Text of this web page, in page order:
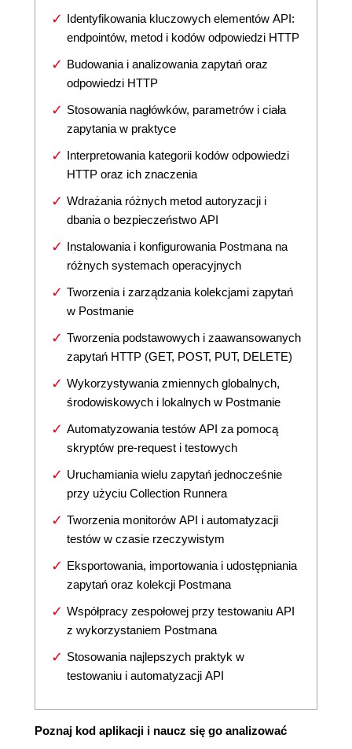
Identyfikowania kluczowych elementów API:
endpointów, metod i kodów odpowiedzi HTTP
Budowania i analizowania zapytań oraz
odpowiedzi HTTP
Stosowania nagłówków, parametrów i ciała
zapytania w praktyce
Interpretowania kategorii kodów odpowiedzi
HTTP oraz ich znaczenia
Wdrażania różnych metod autoryzacji i
dbania o bezpieczeństwo API
Instalowania i konfigurowania Postmana na
różnych systemach operacyjnych
Tworzenia i zarządzania kolekcjami zapytań
w Postmanie
Tworzenia podstawowych i zaawansowanych
zapytań HTTP (GET, POST, PUT, DELETE)
Wykorzystywania zmiennych globalnych,
środowiskowych i lokalnych w Postmanie
Automatyzowania testów API za pomocą
skryptów pre-request i testowych
Uruchamiania wielu zapytań jednocześnie
przy użyciu Collection Runnera
Tworzenia monitorów API i automatyzacji
testów w czasie rzeczywistym
Eksportowania, importowania i udostępniania
zapytań oraz kolekcji Postmana
Współpracy zespołowej przy testowaniu API
z wykorzystaniem Postmana
Stosowania najlepszych praktyk w
testowaniu i automatyzacji API
Poznaj kod aplikacji i naucz się go analizować